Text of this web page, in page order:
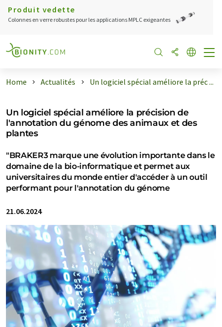
Produit vedette
Colonnes en verre robustes pour les applications MPLC exigeantes
Home Actualités Un logiciel spécial améliore la préc ...
Un logiciel spécial améliore la précision de
l'annotation du génome des animaux et des
plantes
"BRAKER3 marque une évolution importante dans le
domaine de la bio-informatique et permet aux
universitaires du monde entier d'accéder à un outil
performant pour l'annotation du génome
21.06.2024